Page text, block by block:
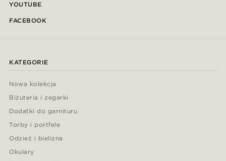
YOUTUBE
FACEBOOK
KATEGORIE
Nowa kolekcja
Biżuteria i zegarki
Dodatki do garnituru
Torby i portfele
Odzież i bielizna
Okulary